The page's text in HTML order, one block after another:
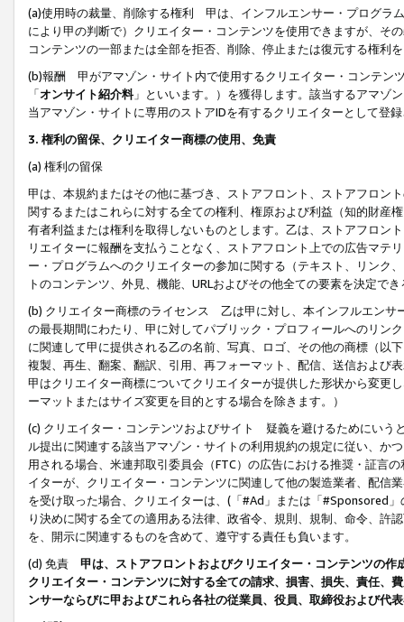
(a)使用時の裁量、削除する権利 甲は、インフルエンサー・プログラ
により甲の判断で）クリエイター・コンテンツを使用できますが、そ
コンテンツの一部または全部を拒否、削除、停止または復元する権利
(b)報酬 甲がアマゾン・サイト内で使用するクリエイター・コンテン
「オンサイト紹介料」といいます。）を獲得します。該当するアマゾ
当アマゾン・サイトに専用のストアIDを有するクリエイターとして登
3. 権利の留保、クリエイター商標の使用、免責
(a) 権利の留保
甲は、本規約またはその他に基づき、ストアフロント、ストアフロン
関するまたはこれらに対する全ての権利、権原および利益（知的財産
有者利益または権利を取得しないものとします。乙は、ストアフロン
リエイターに報酬を支払うことなく、ストアフロント上での広告マテ
ー・プログラムへのクリエイターの参加に関する（テキスト、リンク
トのコンテンツ、外見、機能、URLおよびその他全ての要素を決定で
(b) クリエイター商標のライセンス 乙は甲に対し、本インフルエンサ
の最長期間にわたり、甲に対してパブリック・プロフィールへのリン
に関連して甲に提供される乙の名前、写真、ロゴ、その他の商標（以
複製、再生、翻案、翻訳、引用、再フォーマット、配信、送信および
甲はクリエイター商標についてクリエイターが提供した形状から変更
ーマットまたはサイズ変更を目的とする場合を除きます。）
(c) クリエイター・コンテンツおよびサイト 疑義を避けるためにいう
ル提出に関連する該当アマゾン・サイトの利用規約の規定に従い、か
用される場合、米連邦取引委員会（FTC）の広告における推奨・証言
イターが、クリエイター・コンテンツに関連して他の製造業者、配信
を受け取った場合、クリエイターは、(「#Ad」または「#Sponsored
り決めに関する全ての適用ある法律、政省令、規則、規制、命令、許
を、開示に関連するものを含めて、遵守する責任も負います。
(d) 免責 甲は、ストアフロントおよびクリエイター・コンテンツの
クリエイター・コンテンツに対する全ての請求、損害、損失、責任、
ンサーならびに甲およびこれら各社の従業員、役員、取締役および代